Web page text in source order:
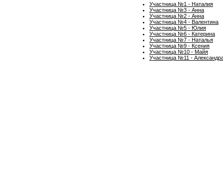
Участница №1 - Наталия
Участница №3 - Анна
Участница №2 - Анна
Участница №4 - Валентина
Участница №5 - Юлия
Участница №6 - Катерина
Участница №7 - Наталья
Участница №9 - Ксения
Участница №10 - Майя
Участница №11 -